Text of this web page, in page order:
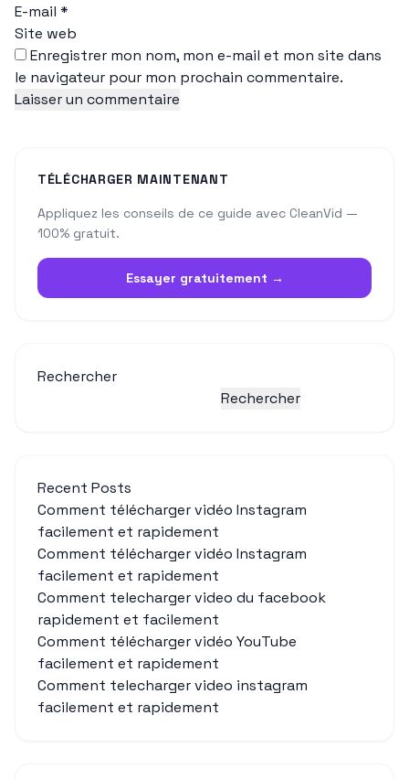
E-mail *
Site web
Enregistrer mon nom, mon e-mail et mon site dans
le navigateur pour mon prochain commentaire.
TÉLÉCHARGER MAINTENANT
Appliquez les conseils de ce guide avec CleanVid —
100% gratuit.
Essayer gratuitement →
Rechercher
Rechercher
Recent Posts
Comment télécharger vidéo Instagram
facilement et rapidement
Comment télécharger vidéo Instagram
facilement et rapidement
Comment telecharger video du facebook
rapidement et facilement
Comment télécharger vidéo YouTube
facilement et rapidement
Comment telecharger video instagram
facilement et rapidement